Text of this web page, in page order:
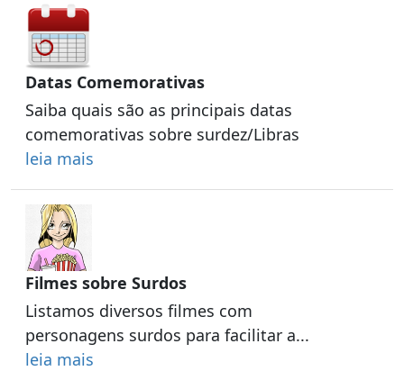
Datas Comemorativas
Saiba quais são as principais datas
comemorativas sobre surdez/Libras
leia mais
Filmes sobre Surdos
Listamos diversos filmes com
personagens surdos para facilitar a...
leia mais